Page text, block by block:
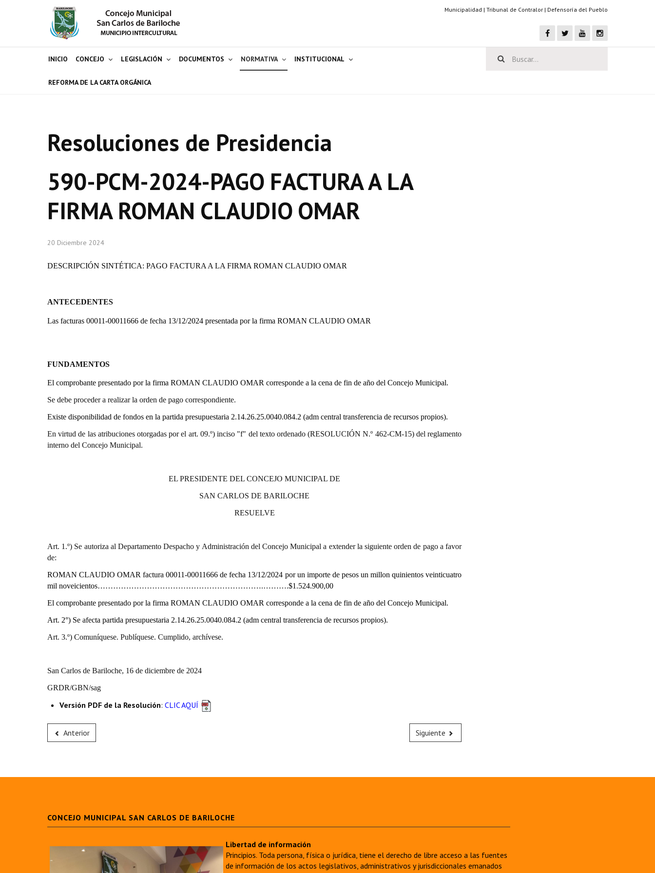
Municipalidad | Tribunal de Contralor | Defensoría del Pueblo
INICIO CONCEJO LEGISLACIÓN DOCUMENTOS NORMATIVA INSTITUCIONAL
REFORMA DE LA CARTA ORGÁNICA
Resoluciones de Presidencia
590-PCM-2024-PAGO FACTURA A LA
FIRMA ROMAN CLAUDIO OMAR
20 Diciembre 2024
DESCRIPCIÓN SINTÉTICA: PAGO FACTURA A LA FIRMA ROMAN CLAUDIO OMAR
ANTECEDENTES
Las facturas 00011-00011666 de fecha 13/12/2024 presentada por la firma ROMAN CLAUDIO OMAR
FUNDAMENTOS
El comprobante presentado por la firma ROMAN CLAUDIO OMAR corresponde a la cena de fin de año del Concejo Municipal.
Se debe proceder a realizar la orden de pago correspondiente.
Existe disponibilidad de fondos en la partida presupuestaria 2.14.26.25.0040.084.2 (adm central transferencia de recursos propios).
En virtud de las atribuciones otorgadas por el art. 09.º) inciso "f" del texto ordenado (RESOLUCIÓN N.º 462-CM-15) del reglamento
interno del Concejo Municipal.
EL PRESIDENTE DEL CONCEJO MUNICIPAL DE
SAN CARLOS DE BARILOCHE
RESUELVE
Art. 1.º) Se autoriza al Departamento Despacho y Administración del Concejo Municipal a extender la siguiente orden de pago a favor
de:
ROMAN CLAUDIO OMAR factura 00011-00011666 de fecha 13/12/2024 por un importe de pesos un millon quinientos veinticuatro
mil noveicientos……………………………………………………….……….$1.524.900,00
El comprobante presentado por la firma ROMAN CLAUDIO OMAR corresponde a la cena de fin de año del Concejo Municipal.
Art. 2°) Se afecta partida presupuestaria 2.14.26.25.0040.084.2 (adm central transferencia de recursos propios).
Art. 3.º) Comuníquese. Publíquese. Cumplido, archívese.
San Carlos de Bariloche, 16 de diciembre de 2024
GRDR/GBN/sag
Versión PDF de la Resolución: CLIC AQUÍ
Anterior Siguiente
CONCEJO MUNICIPAL SAN CARLOS DE BARILOCHE
Libertad de información
Principios. Toda persona, física o jurídica, tiene el derecho de libre acceso a las fuentes
de información de los actos legislativos, administrativos y jurisdiccionales emanados